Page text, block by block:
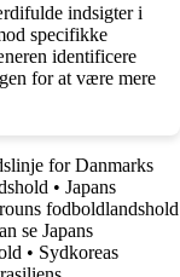
indsigter i
specifikke
identificere
for at være mere
for Danmarks
• Japans
fodboldlandshold
se Japans
• Sydkoreas